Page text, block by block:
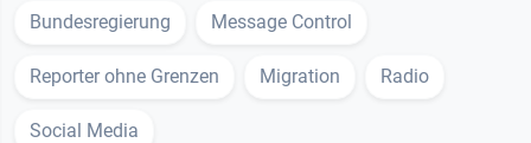
Bundesregierung Message Control
Reporter ohne Grenzen Migration Radio
Social Media